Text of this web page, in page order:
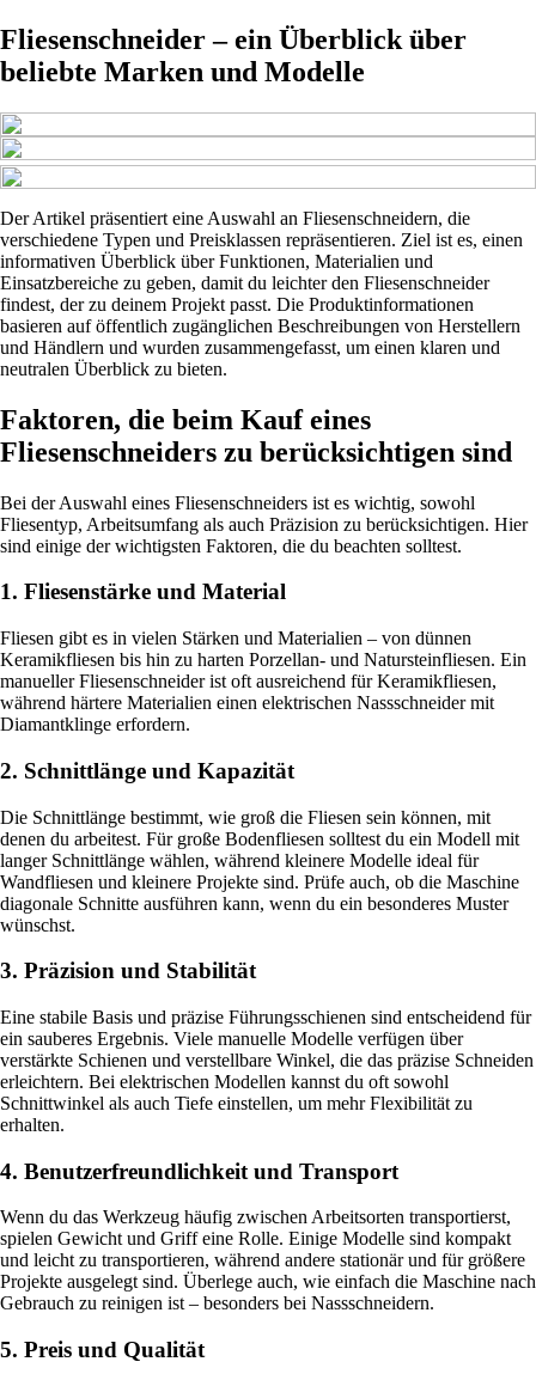
Fliesenschneider – ein Überblick über
beliebte Marken und Modelle
Der Artikel präsentiert eine Auswahl an Fliesenschneidern, die
verschiedene Typen und Preisklassen repräsentieren. Ziel ist es, einen
informativen Überblick über Funktionen, Materialien und
Einsatzbereiche zu geben, damit du leichter den Fliesenschneider
findest, der zu deinem Projekt passt. Die Produktinformationen
basieren auf öffentlich zugänglichen Beschreibungen von Herstellern
und Händlern und wurden zusammengefasst, um einen klaren und
neutralen Überblick zu bieten.
Faktoren, die beim Kauf eines
Fliesenschneiders zu berücksichtigen sind
Bei der Auswahl eines Fliesenschneiders ist es wichtig, sowohl
Fliesentyp, Arbeitsumfang als auch Präzision zu berücksichtigen. Hier
sind einige der wichtigsten Faktoren, die du beachten solltest.
1. Fliesenstärke und Material
Fliesen gibt es in vielen Stärken und Materialien – von dünnen
Keramikfliesen bis hin zu harten Porzellan- und Natursteinfliesen. Ein
manueller Fliesenschneider ist oft ausreichend für Keramikfliesen,
während härtere Materialien einen elektrischen Nassschneider mit
Diamantklinge erfordern.
2. Schnittlänge und Kapazität
Die Schnittlänge bestimmt, wie groß die Fliesen sein können, mit
denen du arbeitest. Für große Bodenfliesen solltest du ein Modell mit
langer Schnittlänge wählen, während kleinere Modelle ideal für
Wandfliesen und kleinere Projekte sind. Prüfe auch, ob die Maschine
diagonale Schnitte ausführen kann, wenn du ein besonderes Muster
wünschst.
3. Präzision und Stabilität
Eine stabile Basis und präzise Führungsschienen sind entscheidend für
ein sauberes Ergebnis. Viele manuelle Modelle verfügen über
verstärkte Schienen und verstellbare Winkel, die das präzise Schneiden
erleichtern. Bei elektrischen Modellen kannst du oft sowohl
Schnittwinkel als auch Tiefe einstellen, um mehr Flexibilität zu
erhalten.
4. Benutzerfreundlichkeit und Transport
Wenn du das Werkzeug häufig zwischen Arbeitsorten transportierst,
spielen Gewicht und Griff eine Rolle. Einige Modelle sind kompakt
und leicht zu transportieren, während andere stationär und für größere
Projekte ausgelegt sind. Überlege auch, wie einfach die Maschine nach
Gebrauch zu reinigen ist – besonders bei Nassschneidern.
5. Preis und Qualität